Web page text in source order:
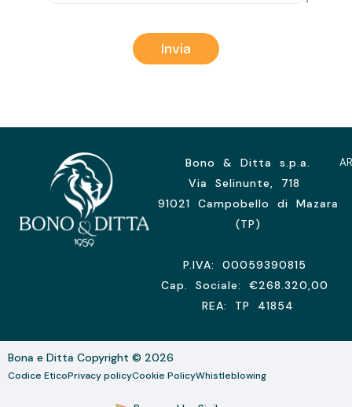
Invia
Bono & Ditta s.p.a.
Via Selinunte, 718
91021 Campobello di Mazara
(TP)
P.IVA: 00059390815
Cap. Sociale: €268.320,00
REA: TP 41854
AR
Bona e Ditta Copyright © 2026
Codice EticoPrivacy policyCookie PolicyWhistleblowing